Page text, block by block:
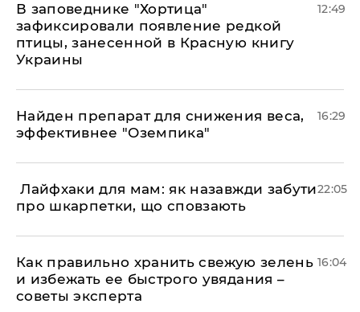
В заповеднике "Хортица"
зафиксировали появление редкой
птицы, занесенной в Красную книгу
Украины
12:49
Найден препарат для снижения веса,
эффективнее "Оземпика"
16:29
​ Лайфхаки для мам: як назавжди забути
про шкарпетки, що сповзають
22:05
Как правильно хранить свежую зелень
и избежать ее быстрого увядания –
советы эксперта
16:04